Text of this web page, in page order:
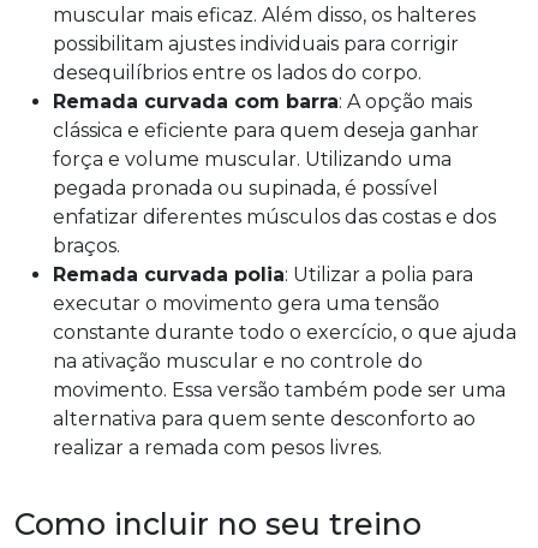
muscular mais eficaz. Além disso, os halteres
possibilitam ajustes individuais para corrigir
desequilíbrios entre os lados do corpo.
Remada curvada com barra: A opção mais
clássica e eficiente para quem deseja ganhar
força e volume muscular. Utilizando uma
pegada pronada ou supinada, é possível
enfatizar diferentes músculos das costas e dos
braços.
Remada curvada polia: Utilizar a polia para
executar o movimento gera uma tensão
constante durante todo o exercício, o que ajuda
na ativação muscular e no controle do
movimento. Essa versão também pode ser uma
alternativa para quem sente desconforto ao
realizar a remada com pesos livres.
Como incluir no seu treino